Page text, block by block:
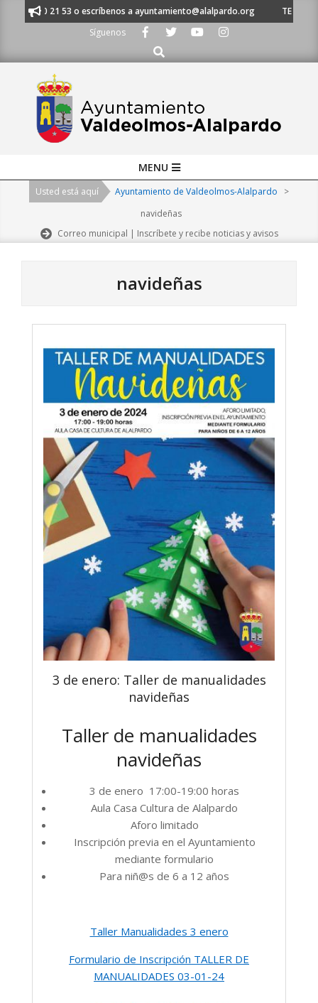
91 620 21 53 o escríbenos a ayuntamiento@alalpardo.org
TE
Síguenos
Buscar
Navigation
MENU
Usted está aquí Ayuntamiento de Valdeolmos-Alalpardo
>
navideñas
Correo municipal | Inscríbete y recibe noticias y avisos
navideñas
3 de enero: Taller de manualidades
navideñas
Taller de manualidades
navideñas
3 de enero 17:00-19:00 horas
Aula Casa Cultura de Alalpardo
Aforo limitado
Inscripción previa en el Ayuntamiento
mediante formulario
Para niñ@s de 6 a 12 años
Taller Manualidades 3 enero
Formulario de Inscripción TALLER DE
MANUALIDADES 03-01-24